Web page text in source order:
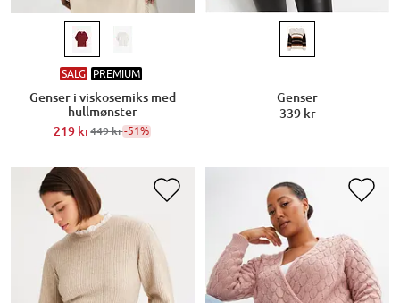
SALG PREMIUM
Genser i viskosemiks med
hullmønster
219 kr449 kr-51%
Genser
339 kr